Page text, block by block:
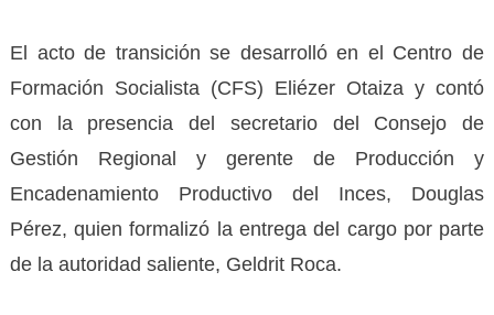
El acto de transición se desarrolló en el Centro de
Formación Socialista (CFS) Eliézer Otaiza y contó
con la presencia del secretario del Consejo de
Gestión Regional y gerente de Producción y
Encadenamiento Productivo del Inces, Douglas
Pérez, quien formalizó la entrega del cargo por parte
de la autoridad saliente, Geldrit Roca.